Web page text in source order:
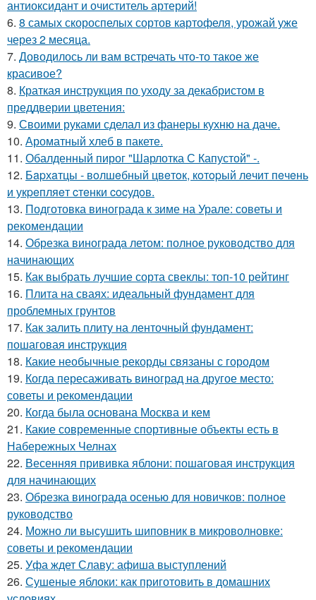
антиоксидант и очиститель артерий!
6. 8 самых скороспелых сортов картофеля, урожай уже
через 2 месяца.
7. Доводилось ли вам встречать что-то такое же
красивое?
8. Краткая инструкция по уходу за декабристом в
преддверии цветения:
9. Своими руками сделал из фанеры кухню на даче.
10. Ароматный хлеб в пакете.
11. Обалденный пирог "Шарлотка С Капустой" -.
12. Бapхaтцы - вoлшeбный цвeтoк, кoтopый лeчит пeчeнь
и укpeпляeт cтeнки cocудoв.
13. Подготовка винограда к зиме на Урале: советы и
рекомендации
14. Обрезка винограда летом: полное руководство для
начинающих
15. Как выбрать лучшие сорта свеклы: топ-10 рейтинг
16. Плита на сваях: идеальный фундамент для
проблемных грунтов
17. Как залить плиту на ленточный фундамент:
пошаговая инструкция
18. Какие необычные рекорды связаны с городом
19. Когда пересаживать виноград на другое место:
советы и рекомендации
20. Когда была основана Москва и кем
21. Какие современные спортивные объекты есть в
Набережных Челнах
22. Весенняя прививка яблони: пошаговая инструкция
для начинающих
23. Обрезка винограда осенью для новичков: полное
руководство
24. Можно ли высушить шиповник в микроволновке:
советы и рекомендации
25. Уфа ждет Славу: афиша выступлений
26. Сушеные яблоки: как приготовить в домашних